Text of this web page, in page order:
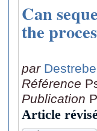
Can
the
par
Référence
Publication
Article